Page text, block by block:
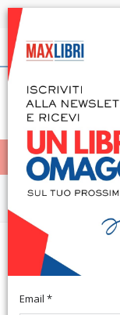
Italiano
< Home
MENÙ
Premio
Email *